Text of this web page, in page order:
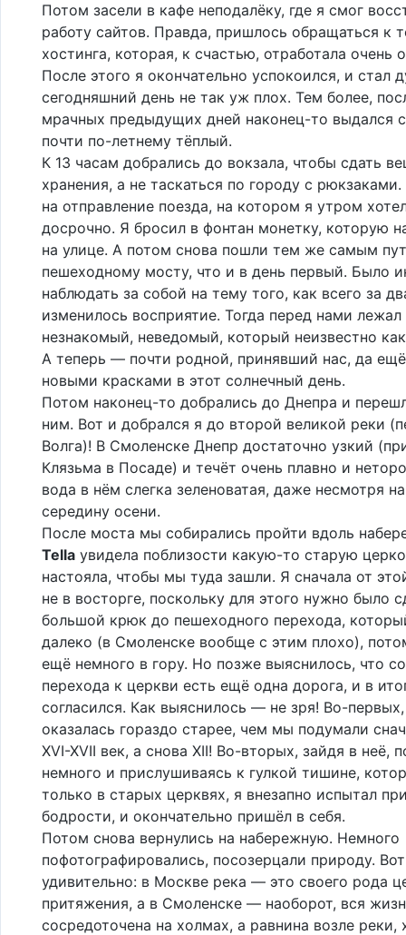
Потом засели в кафе неподалёку, где я смог
работу сайтов. Правда, пришлось обращаться к
хостинга, которая, к счастью, отработала очень
После этого я окончательно успокоился, и стал
сегодняшний день не так уж плох. Тем более,
мрачных предыдущих дней наконец-то выдался
почти по-летнему тёплый.
К 13 часам добрались до вокзала, чтобы сдать
хранения, а не таскаться по городу с
на отправление поезда, на котором я утром
досрочно. Я бросил в фонтан монетку, которую
на улице. А потом снова пошли тем же самым
пешеходному мосту, что и в день первый. Было
наблюдать за собой на тему того, как всего за
изменилось восприятие. Тогда перед нами лежал
незнакомый, неведомый, который неизвестно
А теперь — почти родной, принявший нас, да
новыми красками в этот солнечный день.
Потом наконец-то добрались до Днепра и
ним. Вот и добрался я до второй великой реки
Волга)! В Смоленске Днепр достаточно узкий
Клязьма в Посаде) и течёт очень плавно и
вода в нём слегка зеленоватая, даже несмотря
середину осени.
После моста мы собирались пройти вдоль
Tella увидела поблизости какую-то старую
настояла, чтобы мы туда зашли. Я сначала от
не в восторге, поскольку для этого нужно было
большой крюк до пешеходного перехода,
далеко (в Смоленске вообще с этим плохо),
ещё немного в гору. Но позже выяснилось, что
перехода к церкви есть ещё одна дорога, и в
согласился. Как выяснилось — не зря! Во-
оказалась гораздо старее, чем мы подумали
XVI-XVII век, а снова XII! Во-вторых, зайдя в неё,
немного и прислушиваясь к гулкой тишине,
только в старых церквях, я внезапно испытал
бодрости, и окончательно пришёл в себя.
Потом снова вернулись на набережную. Немного
пофотографировались, посозерцали природу.
удивительно: в Москве река — это своего рода
притяжения, а в Смоленске — наоборот, вся
сосредоточена на холмах, а равнина возле реки,